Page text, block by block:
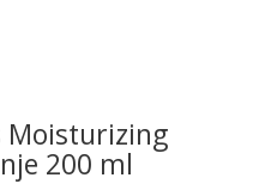
Moisturizing
200 ml